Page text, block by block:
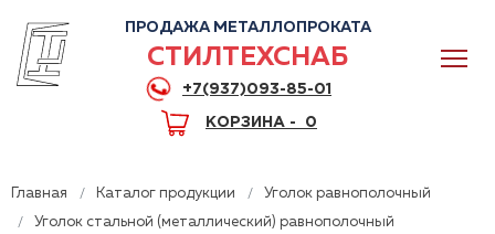
ПРОДАЖА МЕТАЛЛОПРОКАТА
СТИЛТЕХСНАБ
+7(937)093-85-01
КОРЗИНА - 0
Главная Каталог продукции
Уголок равнополочный
Уголок стальной (металлический) равнополочный